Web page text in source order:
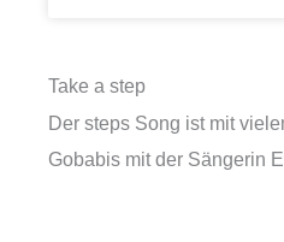
Take a step
Der steps Song ist mit
Gobabis mit der Sängerin